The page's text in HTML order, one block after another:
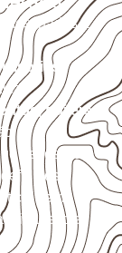
destinados a
trailers e
necessitam
sem
total.